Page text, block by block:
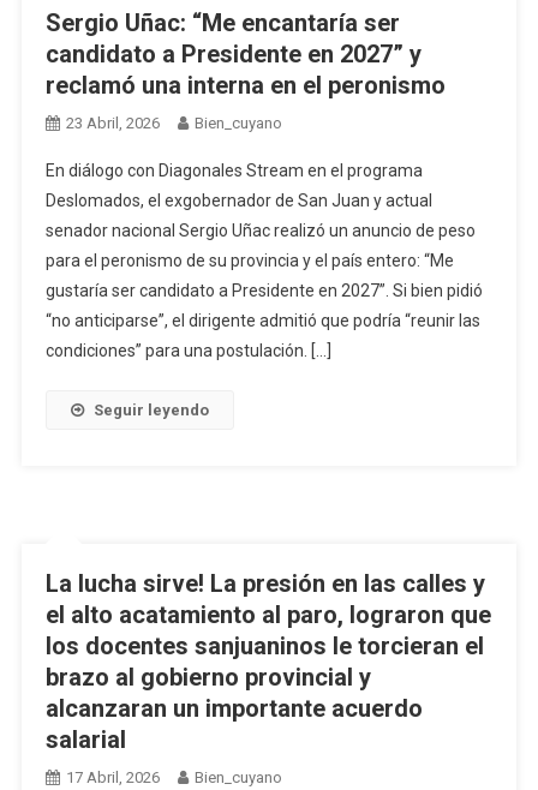
Sergio Uñac: “Me encantaría ser
candidato a Presidente en 2027” y
reclamó una interna en el peronismo
23 Abril, 2026 Bien_cuyano
En diálogo con Diagonales Stream en el programa
Deslomados, el exgobernador de San Juan y actual
senador nacional Sergio Uñac realizó un anuncio de peso
para el peronismo de su provincia y el país entero: “Me
gustaría ser candidato a Presidente en 2027”. Si bien pidió
“no anticiparse”, el dirigente admitió que podría “reunir las
condiciones” para una postulación. […]
Seguir leyendo
La lucha sirve! La presión en las calles y
el alto acatamiento al paro, lograron que
los docentes sanjuaninos le torcieran el
brazo al gobierno provincial y
alcanzaran un importante acuerdo
salarial
17 Abril, 2026 Bien_cuyano